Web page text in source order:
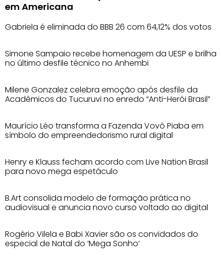
em Americana
Gabriela é eliminada do BBB 26 com 64,12% dos votos
Simone Sampaio recebe homenagem da UESP e brilha
no último desfile técnico no Anhembi
Milene Gonzalez celebra emoção após desfile da
Acadêmicos do Tucuruvi no enredo “Anti-Herói Brasil”
Maurício Léo transforma a Fazenda Vovô Piaba em
símbolo do empreendedorismo rural digital
Henry e Klauss fecham acordo com Live Nation Brasil
para novo mega espetáculo
B.Art consolida modelo de formação prática no
audiovisual e anuncia novo curso voltado ao digital
Rogério Vilela e Babi Xavier são os convidados do
especial de Natal do ‘Mega Sonho’